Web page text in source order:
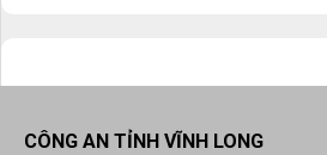
CÔNG AN TỈNH VĨNH LONG